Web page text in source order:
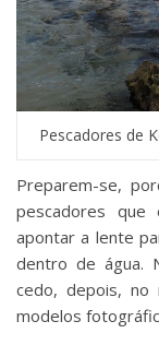
Pescadores de
Preparem-se,
pescadores
apontar a lente
dentro de água.
cedo, depois,
modelos